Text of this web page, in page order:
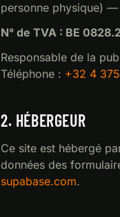
personne physique) —
N° de TVA : BE
Responsable de la
Téléphone : +32 4
2. HÉBERGEUR
Ce site est hébergé
données des
supabase.com.